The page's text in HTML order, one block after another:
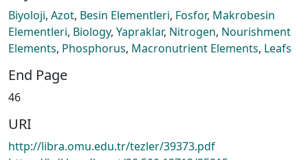
Biyoloji, Azot, Besin Elementleri, Fosfor, Makrobesin
Elementleri, Biology, Yapraklar, Nitrogen, Nourishment
Elements, Phosphorus, Macronutrient Elements, Leafs
End Page
46
URI
http://libra.omu.edu.tr/tezler/39373.pdf